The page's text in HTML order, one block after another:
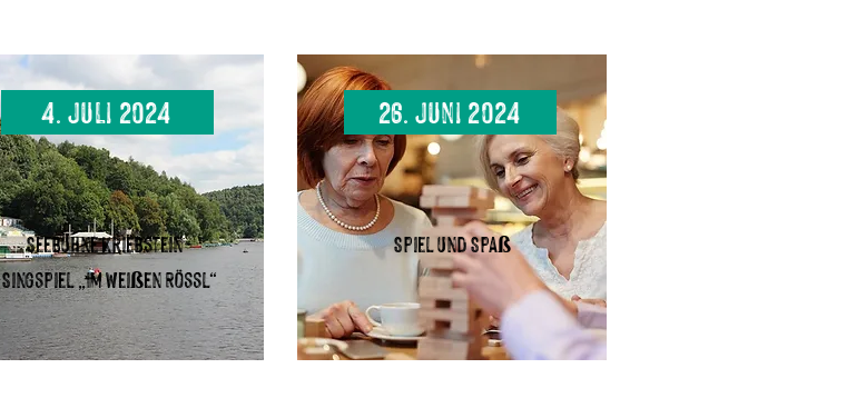
Seebühne Kriebstein -
Singspiel „Im weißen Rössl“
4. Juli 2024
Spiel und Spaß
26. Juni 2024